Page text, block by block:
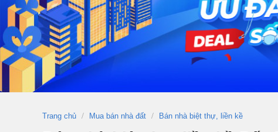
Trang chủ Mua bán nhà đất Bán nhà biệt thự, liền kề